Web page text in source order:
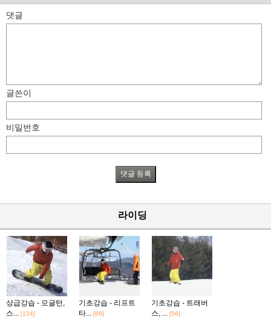
댓글
글쓴이
비밀번호
라이딩
상급강습 - 모글턴,
스... [124]
기초강습 - 리프트
타... [89]
기초강습 - 트래버
스, ... [56]